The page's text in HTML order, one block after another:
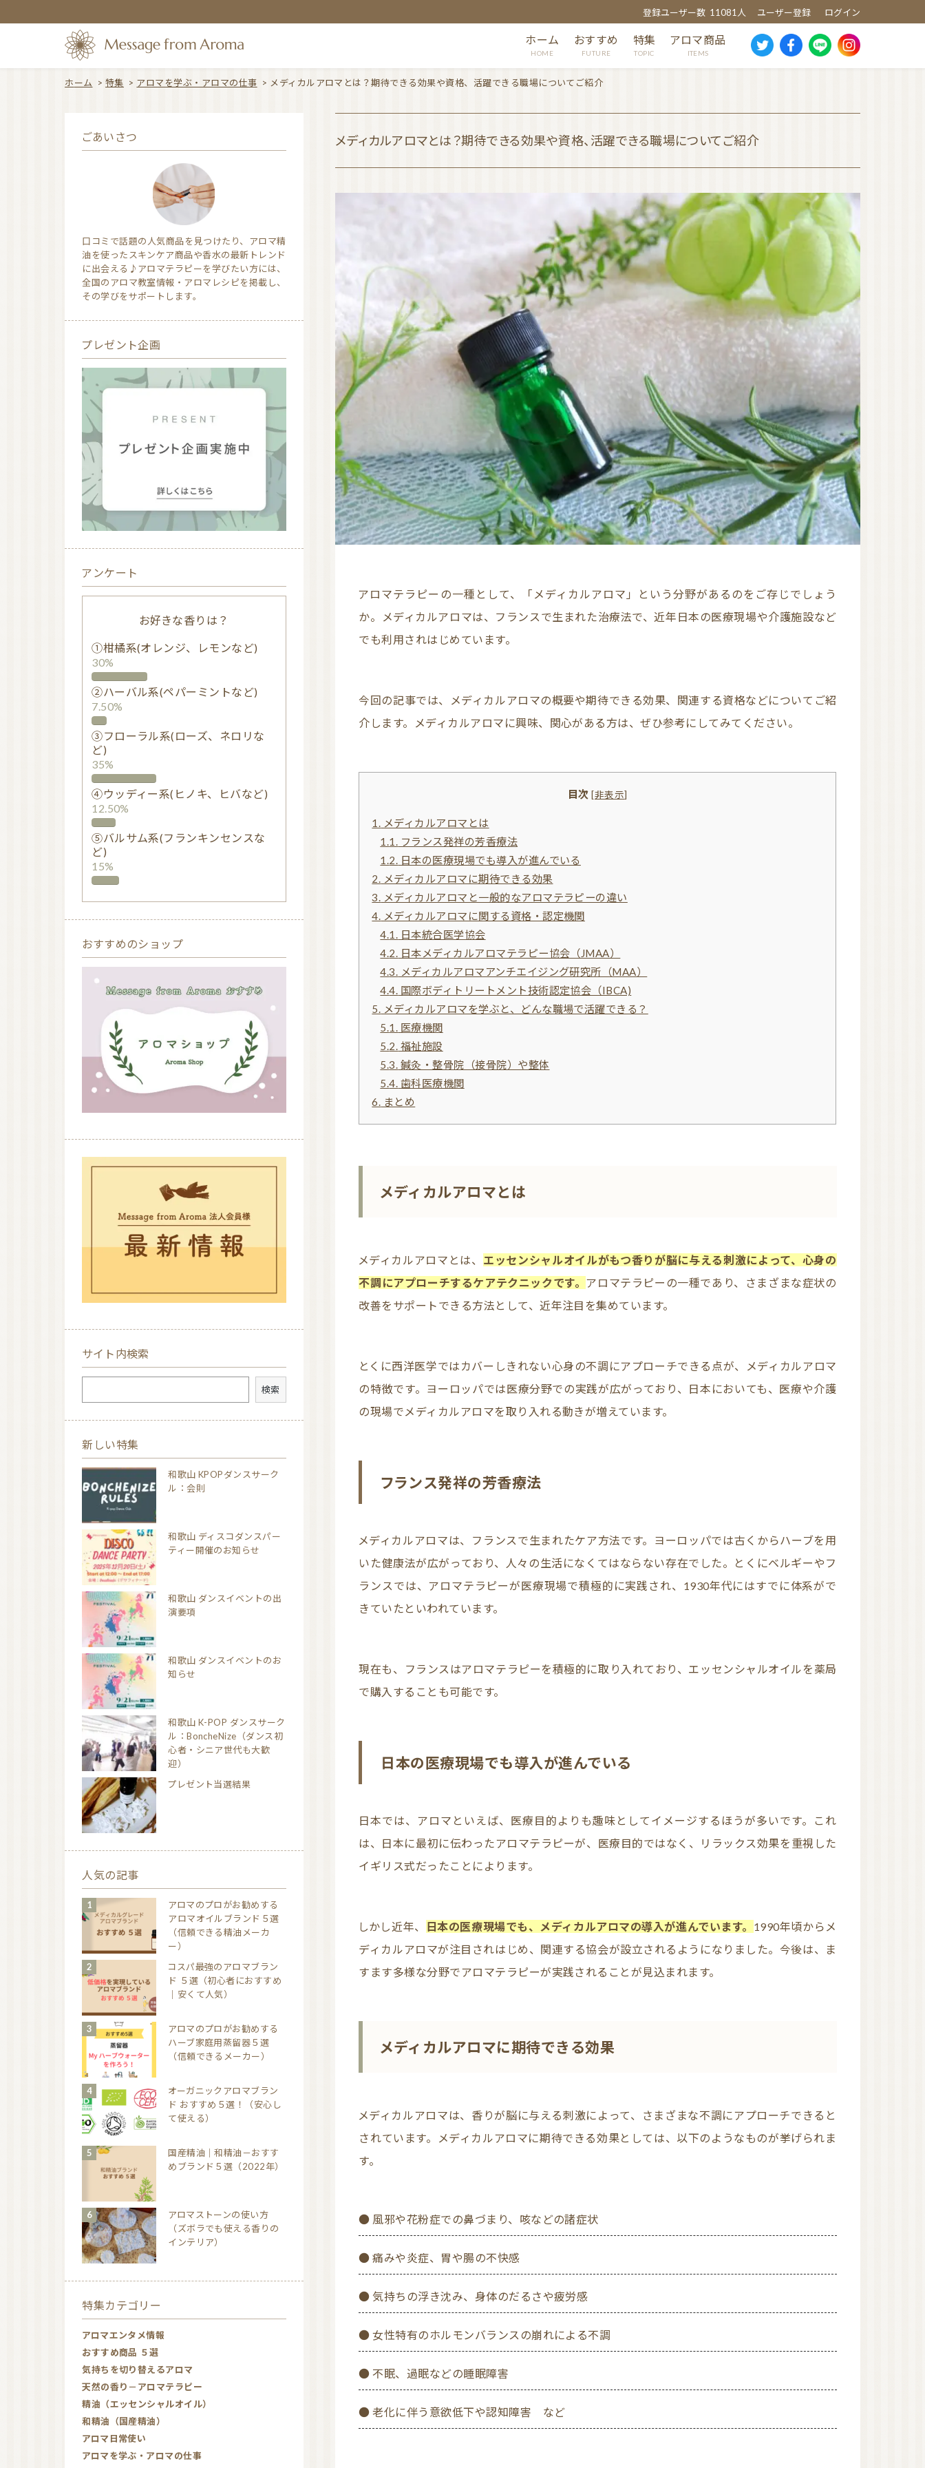
登録ユーザー数 11081人 ユーザー登録 ログイン
ホーム
HOME
おすすめ
FUTURE
特集
TOPIC
アロマ商品
ITEMS
スギ
ヒバ
クスノキ
芳香蒸留水
消臭・除菌スプレー
ウッドディッシュ
ウッドチップ
オーガニック香水（海
外）
オーガニックコスメ
（国産）
ゲットウ
ハマナス
タマヌオイル
ネロリ
オーガニックコスメ
（海外）
オーガニック認証ブラ
ンド
洗顔
近畿
アロマキャンドル（海
外メーカー）
アロマキャンドル教室
オンラインレッスン有
近畿
ペット用スプレー
石鹸素地
精油瓶
オンラインレッスン有
り
NARD JAPAN ナー
ド・アロマテラピー協
AEAJ 福岡
AEAJ 佐賀
日本アロマコーディネ
ーター協会（JAA）
国際アロマセラピスト
ホーム > 特集 > アロマを学ぶ・アロマの仕事 > メディカルアロマとは？期待できる効果や資格、活躍できる職場についてご紹介
メディカルアロマとは？期待できる効果や資格、活躍できる職場についてご紹介
アロマテラピーの一種として、「メディカルアロマ」という分野があるのをご存じでしょう
か。メディカルアロマは、フランスで生まれた治療法で、近年日本の医療現場や介護施設など
でも利用されはじめています。
今回の記事では、メディカルアロマの概要や期待できる効果、関連する資格などについてご紹
介します。メディカルアロマに興味、関心がある方は、ぜひ参考にしてみてください。
目次 [非表示]
1. メディカルアロマとは
1.1. フランス発祥の芳香療法
1.2. 日本の医療現場でも導入が進んでいる
2. メディカルアロマに期待できる効果
3. メディカルアロマと一般的なアロマテラピーの違い
4. メディカルアロマに関する資格・認定機関
4.1. 日本統合医学協会
4.2. 日本メディカルアロマテラピー協会（JMAA）
4.3. メディカルアロマアンチエイジング研究所（MAA）
4.4. 国際ボディトリートメント技術認定協会（IBCA)
5. メディカルアロマを学ぶと、どんな職場で活躍できる？
5.1. 医療機関
5.2. 福祉施設
5.3. 鍼灸・整骨院（接骨院）や整体
5.4. 歯科医療機関
6. まとめ
メディカルアロマとは
メディカルアロマとは、 エッセンシャルオイルがもつ香りが脳に与える刺激によって、心身の
不調にアプローチするケアテクニックです。 アロマテラピーの一種であり、さまざまな症状の
改善をサポートできる方法として、近年注目を集めています。
とくに西洋医学ではカバーしきれない心身の不調にアプローチできる点が、メディカルアロマ
の特徴です。ヨーロッパでは医療分野での実践が広がっており、日本においても、医療や介護
の現場でメディカルアロマを取り入れる動きが増えています。
フランス発祥の芳香療法
メディカルアロマは、フランスで生まれたケア方法です。ヨーロッパでは古くからハーブを用
いた健康法が広がっており、人々の生活になくてはならない存在でした。とくにベルギーやフ
ランスでは、アロマテラピーが医療現場で積極的に実践され、1930年代にはすでに体系がで
きていたといわれています。
現在も、フランスはアロマテラピーを積極的に取り入れており、エッセンシャルオイルを薬局
で購入することも可能です。
日本の医療現場でも導入が進んでいる
日本では、アロマといえば、医療目的よりも趣味としてイメージするほうが多いです。これ
は、日本に最初に伝わったアロマテラピーが、医療目的ではなく、リラックス効果を重視した
イギリス式だったことによります。
しかし近年、 日本の医療現場でも、メディカルアロマの導入が進んでいます。 1990年頃からメ
ディカルアロマが注目されはじめ、関連する協会が設立されるようになりました。今後は、ま
すます多様な分野でアロマテラピーが実践されることが見込まれます。
メディカルアロマに期待できる効果
メディカルアロマは、香りが脳に与える刺激によって、さまざまな不調にアプローチできると
されています。メディカルアロマに期待できる効果としては、以下のようなものが挙げられま
す。
● 風邪や花粉症での鼻づまり、咳などの諸症状
● 痛みや炎症、胃や腸の不快感
● 気持ちの浮き沈み、身体のだるさや疲労感
● 女性特有のホルモンバランスの崩れによる不調
● 不眠、過眠などの睡眠障害
● 老化に伴う意欲低下や認知障害 など
ごあいさつ
口コミで話題の人気商品を見つけたり、アロマ精
油を使ったスキンケア商品や香水の最新トレンド
に出会える♪アロマテラピーを学びたい方には、
全国のアロマ教室情報・アロマレシピを掲載し、
その学びをサポートします。
プレゼント企画
アンケート
お好きな香りは？
①柑橘系(オレンジ、レモンなど)
30%
②ハーバル系(ペパーミントなど)
7.50%
③フローラル系(ローズ、ネロリな
ど)
35%
④ウッディー系(ヒノキ、ヒバなど)
12.50%
⑤バルサム系(フランキンセンスな
ど)
15%
おすすめのショップ
サイト内検索
検索
新しい特集
和歌山 KPOPダンスサーク
ル：会則
和歌山 ディスコダンスパー
ティー開催のお知らせ
和歌山 ダンスイベントの出
演要項
和歌山 ダンスイベントのお
知らせ
和歌山 K-POP ダンスサーク
ル：BoncheNize（ダンス初
心者・シニア世代も大歓
迎）
プレゼント当選結果
人気の記事
アロマのプロがお勧めする
アロマオイルブランド５選
（信頼できる精油メーカ
ー）
コスパ最強のアロマブラン
ド ５選（初心者におすすめ
｜安くて人気）
アロマのプロがお勧めする
ハーブ家庭用蒸留器５選
（信頼できるメーカー）
オーガニックアロマブラン
ド おすすめ５選！（安心し
て使える）
国産精油｜和精油－おすす
めブランド５選（2022年）
アロマストーンの使い方
（ズボラでも使える香りの
インテリア）
特集カテゴリー
アロマエンタメ情報
おすすめ商品 ５選
気持ちを切り替えるアロマ
天然の香り－アロマテラピー
精油（エッセンシャルオイル）
和精油（国産精油）
アロマ日常使い
アロマを学ぶ・アロマの仕事